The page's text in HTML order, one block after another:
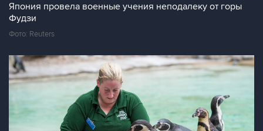
Япония провела военные учения неподалеку от горы
Фудзи
Фото: Reuters